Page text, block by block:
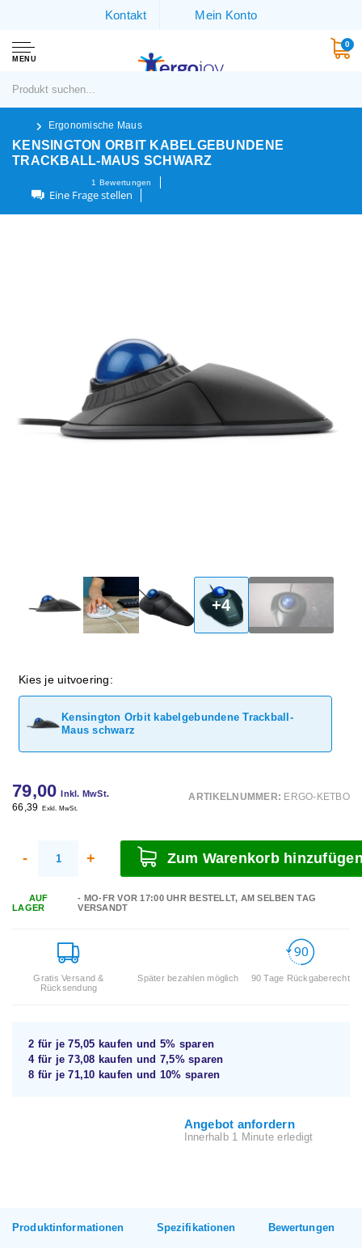
Kontakt Mein Konto
MENU
0
Ergonomische Maus
KENSINGTON ORBIT KABELGEBUNDENE
TRACKBALL-MAUS SCHWARZ
1 Bewertungen
Eine Frage stellen
+4
Kies je uitvoering:
Kensington Orbit kabelgebundene Trackball-
Maus schwarz
79,00 Inkl. MwSt.
66,39 Exkl. MwSt.
ARTIKELNUMMER: ERGO-KETBO
- + Zum Warenkorb
AUF
LAGER
- MO-FR VOR 17:00 UHR BESTELLT, AM SELBEN TAG
VERSANDT
Gratis Versand &
Rücksendung
Später bezahlen möglich 90 Tage Rückgaberecht
2 für je75,05 kaufen und 5% sparen
4 für je73,08 kaufen und 7,5%sparen
8 für je71,10 kaufen und 10% sparen
Angebot anfordern
Innerhalb 1 Minute erledigt
Produktinformationen Spezifikationen Bewertungen